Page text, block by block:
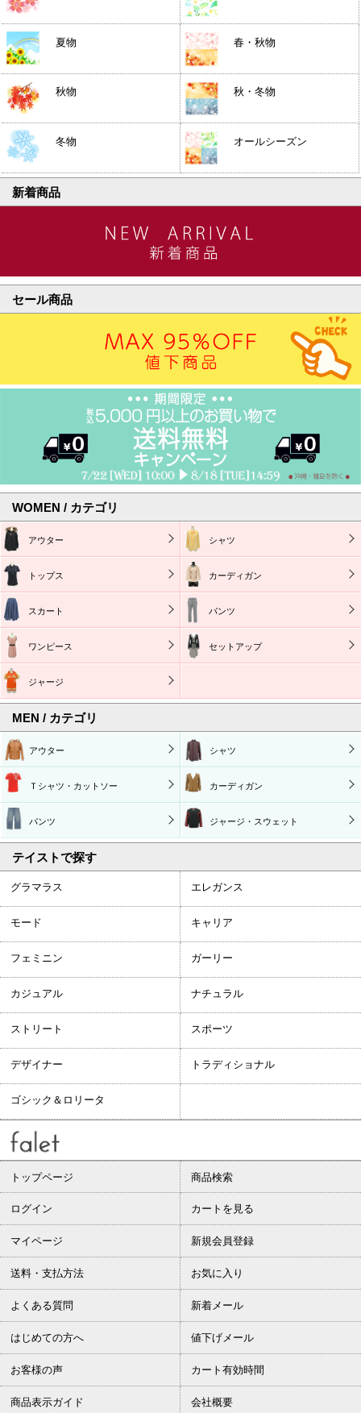
夏物 春・秋物
秋物 秋・冬物
冬物 オールシーズン
新着商品
セール商品
WOMEN / カテゴリ
アウター シャツ
トップス カーディガン
スカート パンツ
ワンピース セットアップ
ジャージ
MEN / カテゴリ
アウター シャツ
Ｔシャツ・カットソー カーディガン
パンツ ジャージ・スウェット
テイストで探す
グラマラス エレガンス
モード キャリア
フェミニン ガーリー
カジュアル ナチュラル
ストリート スポーツ
デザイナー トラディショナル
ゴシック＆ロリータ
トップページ 商品検索
ログイン カートを見る
マイページ 新規会員登録
送料・支払方法 お気に入り
よくある質問 新着メール
はじめての方へ 値下げメール
お客様の声 カート有効時間
商品表示ガイド 会社概要